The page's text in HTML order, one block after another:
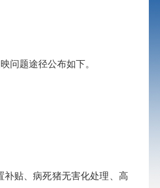
问题途径公布如下。
补贴、病死猪无害化处理、高